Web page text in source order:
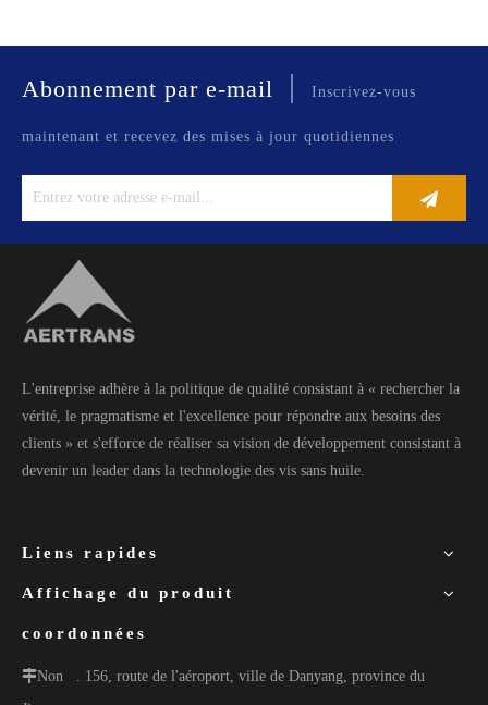
Abonnement par e-mail | Inscrivez-vous
maintenant et recevez des mises à jour quotidiennes
L'entreprise adhère à la politique de qualité consistant à « rechercher la
vérité, le pragmatisme et l'excellence pour répondre aux besoins des
clients » et s'efforce de réaliser sa vision de développement consistant à
devenir un leader dans la technologie des vis sans huile.
Liens rapides
Affichage du produit
coordonnées
Non . 156, route de l'aéroport, ville de Danyang, province du